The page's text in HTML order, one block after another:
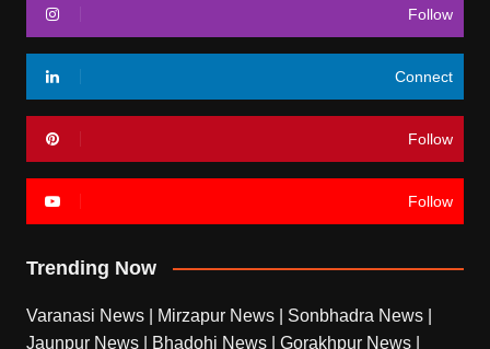
Follow
Connect
Follow
Follow
Trending Now
Varanasi News Mirzapur News Sonbhadra News
Jaunpur News
Bhadohi News Gorakhpur News